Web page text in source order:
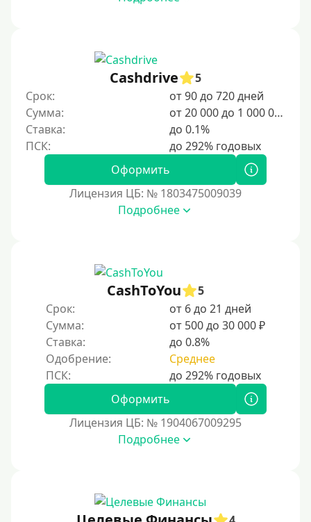
Cashdrive
5
Срок:
от 90 до 720 дней
Сумма:
от 20 000 до 1 000 000 ₽
Ставка:
до 0.1%
Оформить
Лицензия ЦБ: № 1803475009039
Подробнее
CashToYou
5
Срок:
от 6 до 21 дней
Сумма:
от 500 до 30 000 ₽
Ставка:
до 0.8%
Одобрение:
Среднее
Оформить
Лицензия ЦБ: № 1904067009295
Подробнее